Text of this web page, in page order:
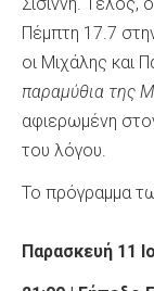
Σισίννη.
Πέμπτη 17.7
οι Μιχάλης και
παραμύθια της
αφιερωμένη
του λόγου.
Το πρόγραμμα
Παρασκευή 11